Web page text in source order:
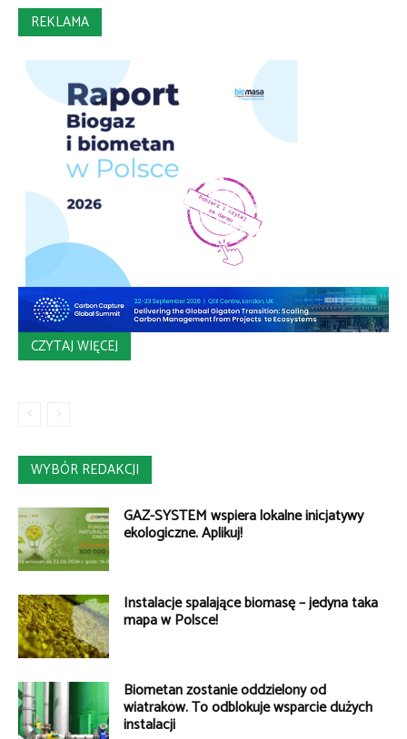
REKLAMA
CZYTAJ WIĘCEJ
WYBÓR REDAKCJI
GAZ-SYSTEM wspiera lokalne inicjatywy
ekologiczne. Aplikuj!
Instalacje spalające biomasę – jedyna taka
mapa w Polsce!
Biometan zostanie oddzielony od
wiatraków. To odblokuje wsparcie dużych
instalacji